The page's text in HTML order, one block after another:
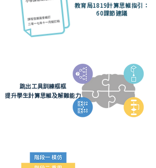
教育局1819計算思維指引：
60課節建議
跳出工具訓練框框
​提升學生計算思維及解難能力